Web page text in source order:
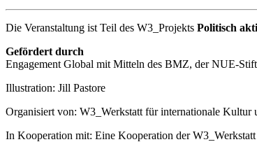
Die Veranstaltung ist Teil des W3_Projekts Politisch
Gefördert durch
Engagement Global mit Mitteln des BMZ, der NUE-
Illustration: Jill Pastore
Organisiert von: W3_Werkstatt für internationale
In Kooperation mit: Eine Kooperation der